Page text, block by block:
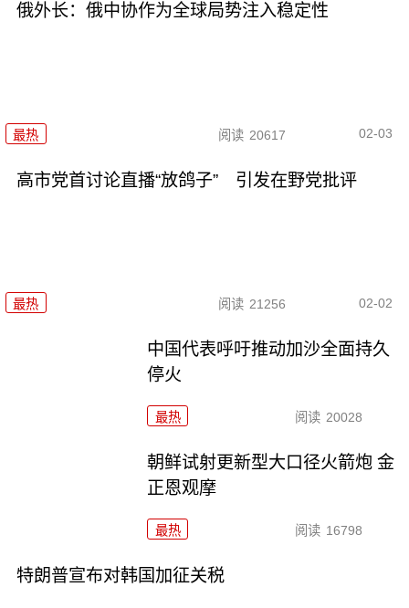
俄外长：俄中协作为全球局势注入稳定性
最热 阅读 20617 02-03
高市党首讨论直播“放鸽子” 引发在野党批评
最热 阅读 21256 02-02
中国代表呼吁推动加沙全面持久
停火
最热 阅读 20028
朝鲜试射更新型大口径火箭炮 金
正恩观摩
最热 阅读 16798
特朗普宣布对韩国加征关税